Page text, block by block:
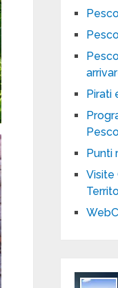
Pirati
Punti
Visite